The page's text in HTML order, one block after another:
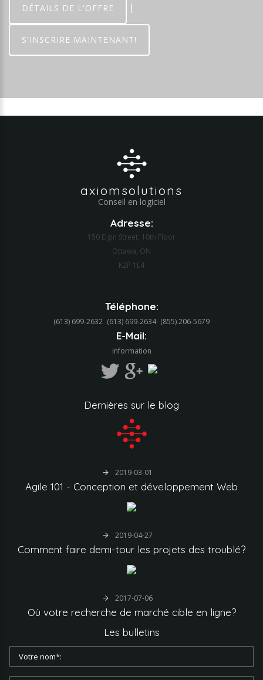
DÉTAILS DE L'OFFRE |
S'INSCRIRE MAINTENANT!
axiomsolutions
Conseil en logiciel
Adresse:
150 Elgin Street, 10th Floor
Ottawa, ON
K2P 1L4
Téléphone:
(613) 699-2632 (613) 699-2634‬ (855) 206-5679‬
E-Mail:
information
Dernières sur le blog
2019-03-01
Agile 101 - Conception et développement Web
2019-04-27
Comment faire demi-tour les projets des troublé?
2017-07-06
Où votre recherche de marché cible en ligne?
Les bulletins